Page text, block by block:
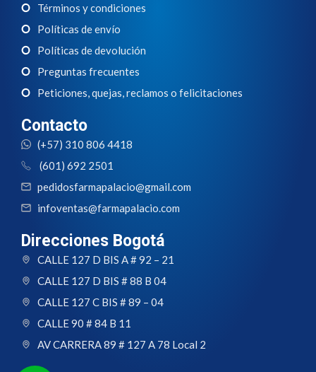
Términos y condiciones
Políticas de envío
Políticas de devolución
Preguntas frecuentes
Peticiones, quejas, reclamos o felicitaciones
Contacto
(+57) 310 806 4418
(601) 692 2501
pedidosfarmapalacio@gmail.com
infoventas@farmapalacio.com
Direcciones Bogotá
CALLE 127 D BIS A # 92 – 21
CALLE 127 D BIS # 88 B 04
CALLE 127 C BIS # 89 – 04
CALLE 90 # 84 B 11
AV CARRERA 89 # 127 A 78 Local 2